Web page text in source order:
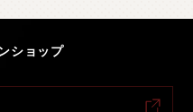
ショップ